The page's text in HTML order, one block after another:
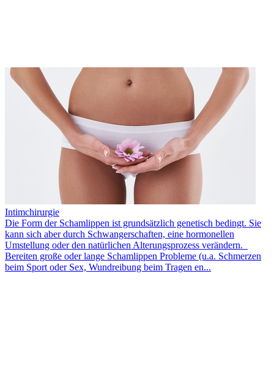
Intimchirurgie
Die Form der Schamlippen ist grundsätzlich genetisch bedingt. Sie
kann sich aber durch Schwangerschaften, eine hormonellen
Umstellung oder den natürlichen Alterungsprozess verändern.
Bereiten große oder lange Schamlippen Probleme (u.a. Schmerzen
beim Sport oder Sex, Wundreibung beim Tragen en...